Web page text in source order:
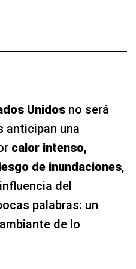
Unidos no será
anticipan una
calor intenso,
de inundaciones,
del
palabras: un
de lo